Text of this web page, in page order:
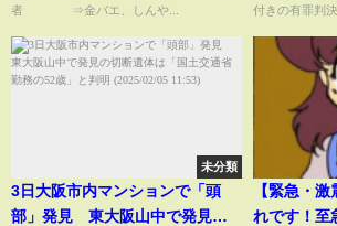
者 ⇒金バエ、しんや...
付きの有罪判
未分類
3日大阪市内マンションで「頭
部」発見 東大阪山中で発見の
【緊急・
れです！至